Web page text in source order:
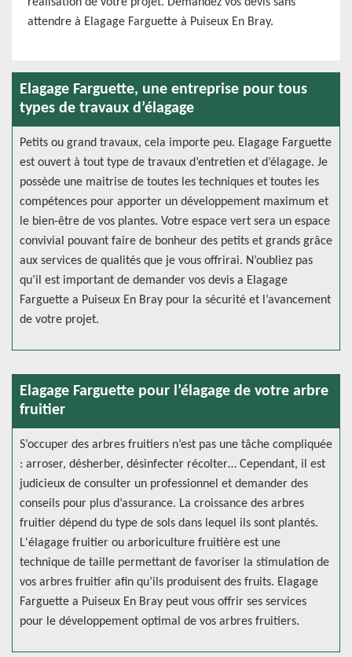
attendre à Elagage Farguette à Puiseux En Bray.
Elagage Farguette, une entreprise pour tous
types de travaux d’élagage
Petits ou grand travaux, cela importe peu. Elagage Farguette
est ouvert à tout type de travaux d’entretien et d’élagage. Je
possède une maitrise de toutes les techniques et toutes les
compétences pour apporter un développement maximum et
le bien-être de vos plantes. Votre espace vert sera un espace
convivial pouvant faire de bonheur des petits et grands grâce
aux services de qualités que je vous offrirai. N’oubliez pas
qu’il est important de demander vos devis a Elagage
Farguette a Puiseux En Bray pour la sécurité et l’avancement
de votre projet.
Elagage Farguette pour l’élagage de votre arbre
fruitier
S’occuper des arbres fruitiers n’est pas une tâche compliquée
: arroser, désherber, désinfecter récolter… Cependant, il est
judicieux de consulter un professionnel et demander des
conseils pour plus d’assurance. La croissance des arbres
fruitier dépend du type de sols dans lequel ils sont plantés.
L'élagage fruitier ou arboriculture fruitière est une
technique de taille permettant de favoriser la stimulation de
vos arbres fruitier afin qu’ils produisent des fruits. Elagage
Farguette a Puiseux En Bray peut vous offrir ses services
pour le développement optimal de vos arbres fruitiers.